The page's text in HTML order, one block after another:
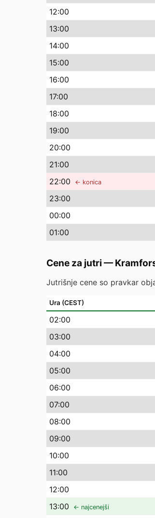
12:00
13:00
14:00
15:00
16:00
17:00
18:00
19:00
20:00
21:00
22:00 ← konica
23:00
00:00
01:00
Cene za jutri —
Jutrišnje cene so pravkar
Ura (CEST)
02:00
03:00
04:00
05:00
06:00
07:00
08:00
09:00
10:00
11:00
12:00
13:00 ← najcenejši